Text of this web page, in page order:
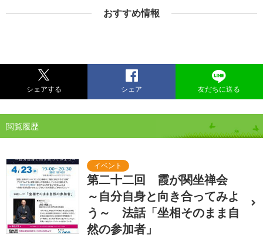
おすすめ情報
シェアする シェア 友だちに送る
閲覧履歴
第二十二回 霞が関坐禅会
～自分自身と向き合ってみよ
う～ 法話「坐相そのまま自
然の参加者」